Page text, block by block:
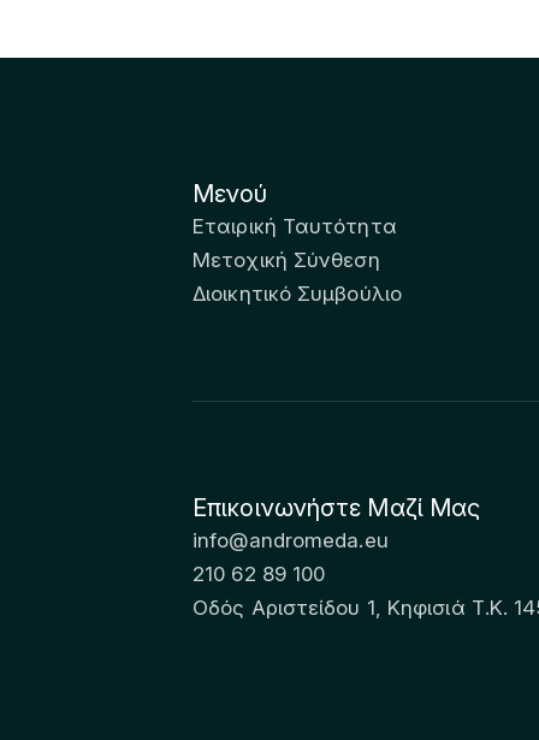
Μενού
Εταιρική Ταυτότητα
Μετοχική Σύνθεση
Διοικητικό Συμβούλιο
Επικοινωνήστε Μαζί Μας
info@andromeda.eu
210 62 89 100
Οδός Αριστείδου 1, Κηφισιά Τ.Κ.